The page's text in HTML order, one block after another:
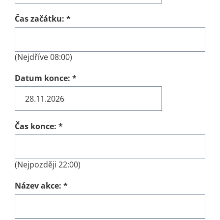
Čas začátku: *
(Nejdříve 08:00)
Datum konce: *
Čas konce: *
(Nejpozději 22:00)
Název akce: *